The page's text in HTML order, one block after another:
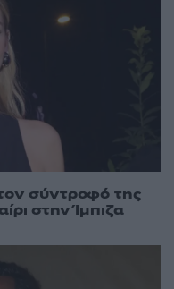
σύντροφό της
στην Ίμπιζα